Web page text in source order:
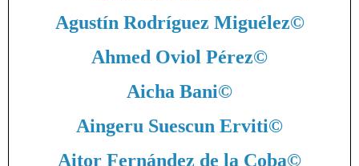
Agustín Rodríguez Miguélez©
Ahmed Oviol Pérez©
Aicha Bani©
Aingeru Suescun Erviti©
Aitor Fernández de la Coba©